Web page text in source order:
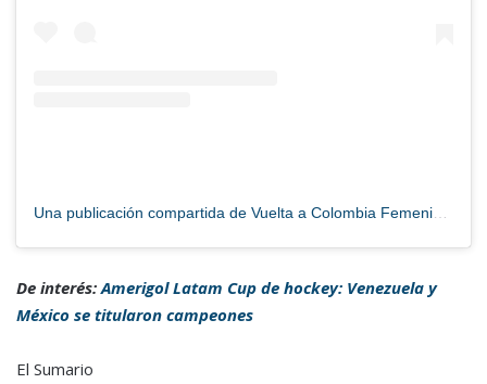
De interés:Amerigol Latam Cup de hockey: Venezuela y
México se titularon campeones
El Sumario